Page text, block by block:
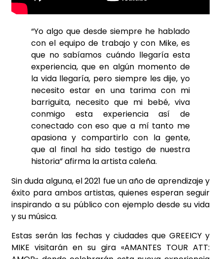
“Yo algo que desde siempre he hablado
con el equipo de trabajo y con Mike, es
que no sabíamos cuándo llegaría esta
experiencia, que en algún momento de
la vida llegaría, pero siempre les dije, yo
necesito estar en una tarima con mi
barriguita, necesito que mi bebé, viva
conmigo esta experiencia así de
conectado con eso que a mí tanto me
apasiona y compartirlo con la gente,
que al final ha sido testigo de nuestra
historia” afirma la artista caleña.
Sin duda alguna, el 2021 fue un año de aprendizaje y
éxito para ambos artistas, quienes esperan seguir
inspirando a su público con ejemplo desde su vida
y su música.
Estas serán las fechas y ciudades que GREEICY y
MIKE visitarán en su gira «AMANTES TOUR ATT: